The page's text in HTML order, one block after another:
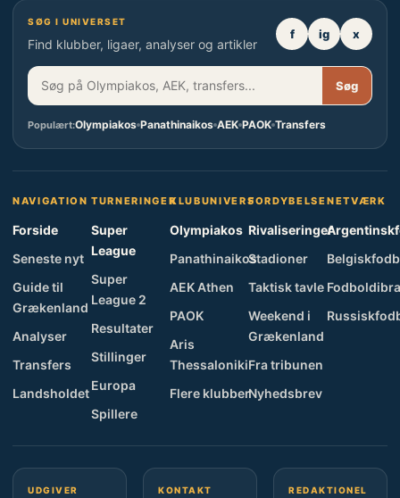
SØG I UNIVERSET
Find klubber, ligaer, analyser og artikler
f ig x
Søg
Populært:Olympiakos Panathinaikos AEK PAOK Transfers
NAVIGATION
Forside
Seneste nyt
Guide til
Grækenland
Analyser
Transfers
Landsholdet
TURNERINGER
Super
League
Super
League 2
Resultater
Stillinger
Europa
Spillere
KLUBUNIVERS
Olympiakos
Panathinaikos
AEK Athen
PAOK
Aris
Thessaloniki
Flere klubber
FORDYBELSE
Rivaliseringer
Stadioner
Taktisk tavle
Weekend i
Grækenland
Fra tribunen
Nyhedsbrev
NETVÆRK
UDGIVER KONTAKT
REDAKTIONEL